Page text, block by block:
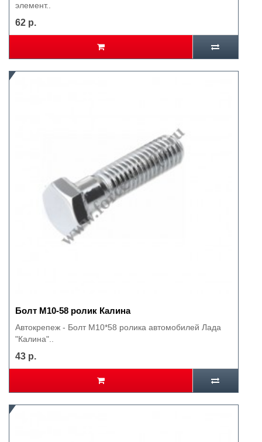
элемент..
62 р.
Болт М10-58 ролик Калина
Автокрепеж - Болт М10*58 ролика автомобилей Лада
"Калина"..
43 р.